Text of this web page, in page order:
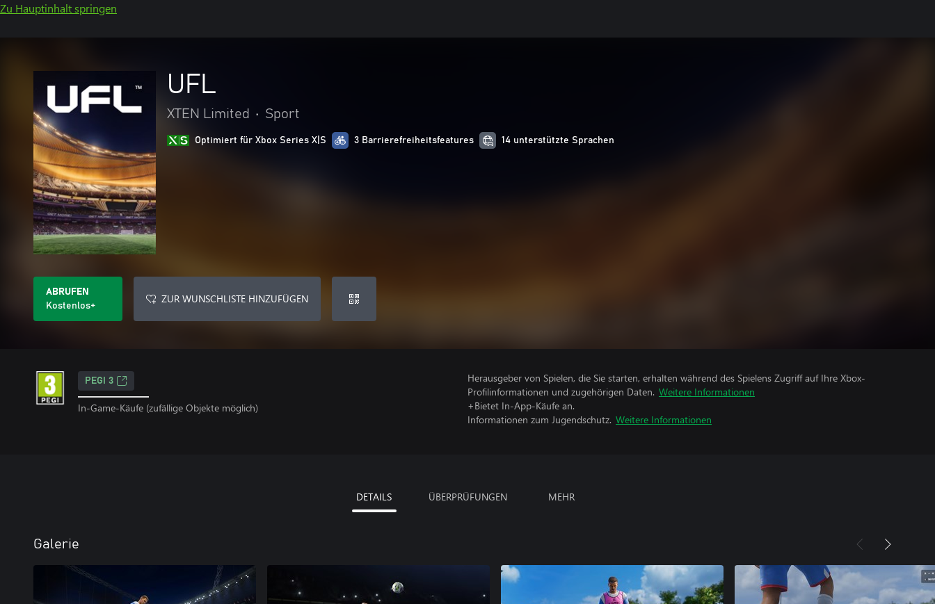
Zu Hauptinhalt springen
UFL
XTEN Limited • Sport
Optimiert für Xbox Series X|S 3 Barrierefreiheitsfeatures 14 unterstützte Sprachen
ABRUFEN
Kostenlos+
ZUR WUNSCHLISTE HINZUFÜGEN
PEGI 3
In-Game-Käufe (zufällige Objekte möglich)
Herausgeber von Spielen, die Sie starten, erhalten während des Spielens Zugriff auf Ihre Xbox-
Profilinformationen und zugehörigen Daten. Weitere Informationen
+Bietet In-App-Käufe an.
Informationen zum Jugendschutz. Weitere Informationen
DETAILS ÜBERPRÜFUNGEN MEHR
Galerie